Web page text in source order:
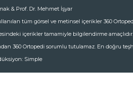
& Prof. Dr. Mehmet İşyar
tüm görsel ve metinsel içerikler 360
içerikler tamamiyle bilgilendirme
360 Ortopedi sorumlu tutulamaz. En doğru
Simple